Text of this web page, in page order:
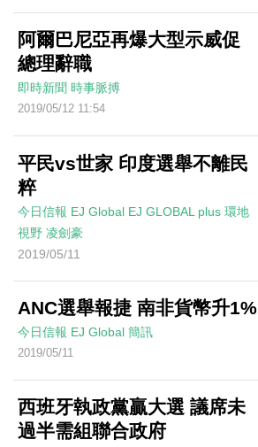
阿爾巴尼亞再爆大型示威促
總理辭職
即時新聞 時事脈搏
2019/05/12 11:54
平民vs世家 印度選舉不離民
粹
今日信報 EJ Global EJ GLOBAL plus 環地
視野 凌劍豪
2019/05/11
ANC選舉報捷 南非貨幣升1%
今日信報 EJ Global 簡訊
2019/05/11
西班牙執政黨贏大選 議席未
過半需組聯合政府